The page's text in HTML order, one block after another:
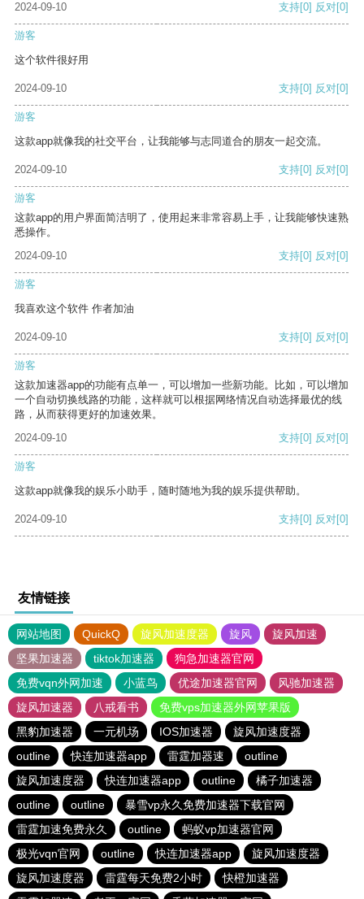
2024-09-10 支持[0] 反对[0]
游客
这个软件很好用
2024-09-10 支持[0] 反对[0]
游客
这款app就像我的社交平台，让我能够与志同道合的朋友一起交流。
2024-09-10 支持[0] 反对[0]
游客
这款app的用户界面简洁明了，使用起来非常容易上手，让我能够快速熟
悉操作。
2024-09-10
支持[0] 反对[0]
游客
我喜欢这个软件 作者加油
2024-09-10 支持[0] 反对[0]
游客
这款加速器app的功能有点单一，可以增加一些新功能。比如，可以增加
一个自动切换线路的功能，这样就可以根据网络情况自动选择最优的线
路，从而获得更好的加速效果。
2024-09-10
支持[0] 反对[0]
游客
这款app就像我的娱乐小助手，随时随地为我的娱乐提供帮助。
2024-09-10 支持[0] 反对[0]
友情链接
网站地图 QuickQ 旋风加速度器 旋风
旋风加速
坚果加速器
tiktok加速器
狗急加速器官网
免费vqn外网加速
小蓝鸟 优途加速器官网
风驰加速器
旋风加速器
八戒看书
免费vps加速器外网苹果版
黑豹加速器
一元机场 IOS加速器
旋风加速度器
outline
快连加速器app 雷霆加器速
outline
旋风加速度器
快连加速器app outline
橘子加速器
outline
outline
暴雪vp永久免费加速器下载官网
雷霆加速免费永久
outline
蚂蚁vp加速器官网
极光vqn官网
outline 快连加速器app
旋风加速度器
旋风加速度器
雷霆每天免费2小时
快橙加速器